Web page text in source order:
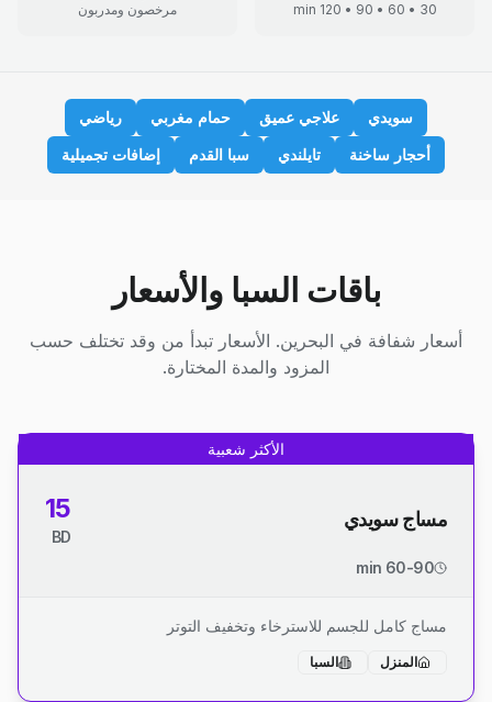
30 • 60 • 90 • 120 min مرخصون ومدربون
سويدي علاجي عميق حمام مغربي
رياضي
أحجار ساخنة
تايلندي سبا القدم إضافات تجميلية
باقات السبا والأسعار
أسعار شفافة في البحرين. الأسعار تبدأ من وقد تختلف حسب
المزود والمدة المختارة.
الأكثر شعبية
مساج سويدي 15
BD
60-90 min
مساج كامل للجسم للاسترخاء وتخفيف التوتر
المنزل السبا